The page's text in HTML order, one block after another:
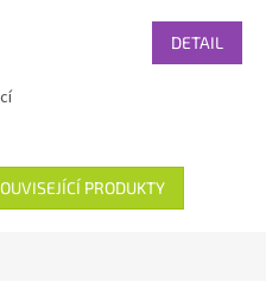
DETAIL
PRODUKTY